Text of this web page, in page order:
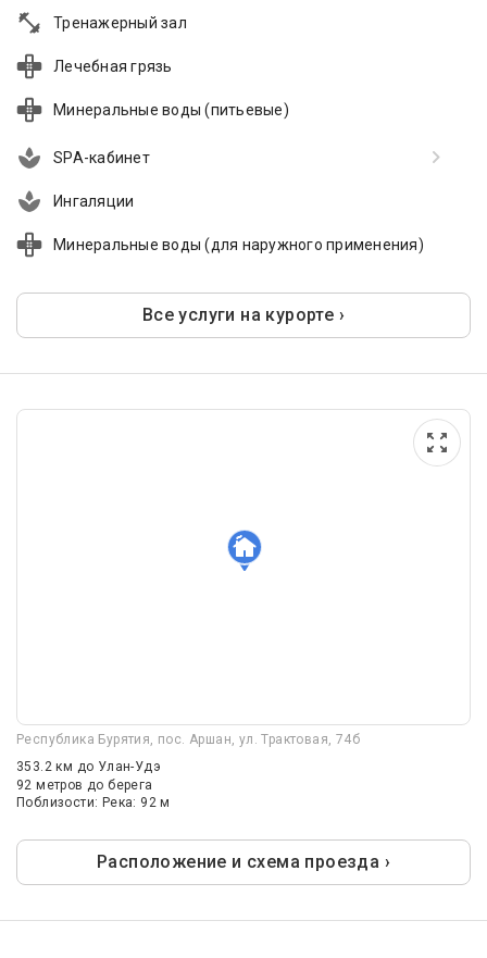
Тренажерный зал
Лечебная грязь
Минеральные воды (питьевые)
SPA-кабинет
Ингаляции
Минеральные воды (для наружного применения)
Все услуги на курорте ›
Республика Бурятия, пос. Аршан, ул. Трактовая, 74б
353.2 км до Улан-Удэ
92 метров до берега
Поблизости: Река: 92 м
Расположение и схема проезда ›